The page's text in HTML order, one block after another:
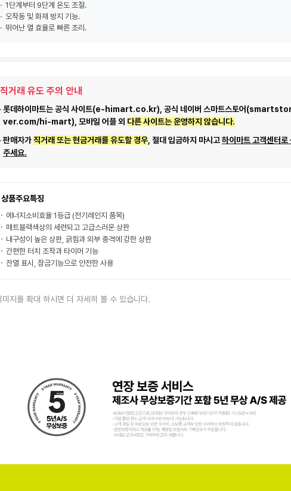
1단계부터 9단계 온도 조절.
오작동 및 화재 방지 기능.
뛰어난 열 효율로 빠른 조리.
직거래 유도 주의 안내
롯데하이마트는 공식 사이트(e-himart.co.kr), 공식 네이버 스마트스토어
ver.com/hi-mart), 모바일 어플 외 다른 사이트는 운영하지 않습니다.
판매자가직거래 또는 현금거래를 유도할 경우 , 절대 입금하지 마시고하이마트 고객센터로
주세요.
상품주요특징
에너지소비효율 1등급 (전기레인지 품목)
매트블랙색상의 세련되고 고급스러운 상판
내구성이 높은 상판, 긁힘과 외부 충격에 강한 상판
간편한 터치 조작과 타이머 기능
잔열 표시, 잠금기능으로 안전한 사용
미지를 확대 하시면 더 자세히 볼 수 있습니다.